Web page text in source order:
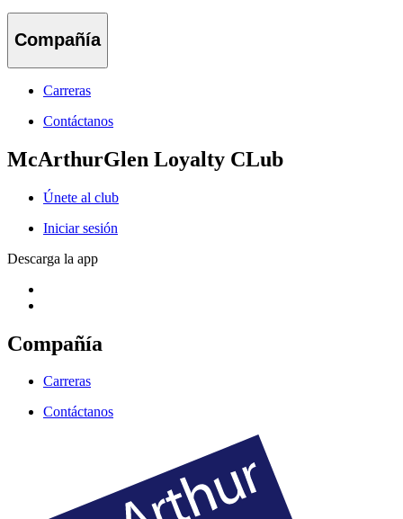
Compañía
Carreras
Contáctanos
McArthurGlen Loyalty CLub
Únete al club
Iniciar sesión
Descarga la app
Compañía
Carreras
Contáctanos